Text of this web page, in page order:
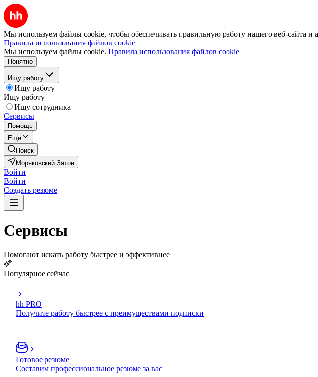
Мы используем файлы cookie, чтобы обеспечивать правильную работу нашего веб-сайта и
Правила использования файлов cookie
Мы используем файлы cookie. Правила использования файлов cookie
Понятно
Ищу работу
Ищу работу
Ищу работу
Ищу сотрудника
Сервисы
Помощь
Ещё
Поиск
Моряковский Затон
Войти
Войти
Создать резюме
Сервисы
Помогают искать работу быстрее и эффективнее
Популярное сейчас
hh PRO
Получите работу быстрее с преимуществами подписки
Готовое резюме
Составим профессиональное резюме за вас